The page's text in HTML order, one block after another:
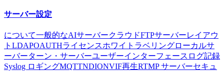
サーバー設定
について一般的なAIサーバークラウドFTPサーバーレイアウ
ト LDAPOAUTHライセンスホワイトラベリングローカルサ
ーバーターン・サーバーユーザーインターフェース ログ記録
Syslog ロギングMQTTNDIONVIF再生RTMP サーバーセキュ